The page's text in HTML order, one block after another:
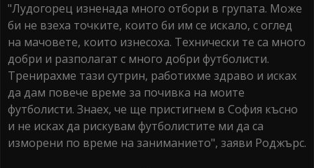
"Лудогорец изненада много отбори в групата. Може
би не взеха точките, които би им се искало, с оглед
на мачовете, които изнесоха. Технически те са много
добри и разполагат с много добри футболисти.
Тренирахме тази сутрин, работихме здраво и исках
да дам повече време за почивка на моите
футболисти. Знаех, че ще пристигнем в София късно
и не исках да рискувам футболистите ми да са
изморени по време на заниманието", заяви Роджърс.